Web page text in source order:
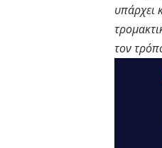
υπάρχει
τον